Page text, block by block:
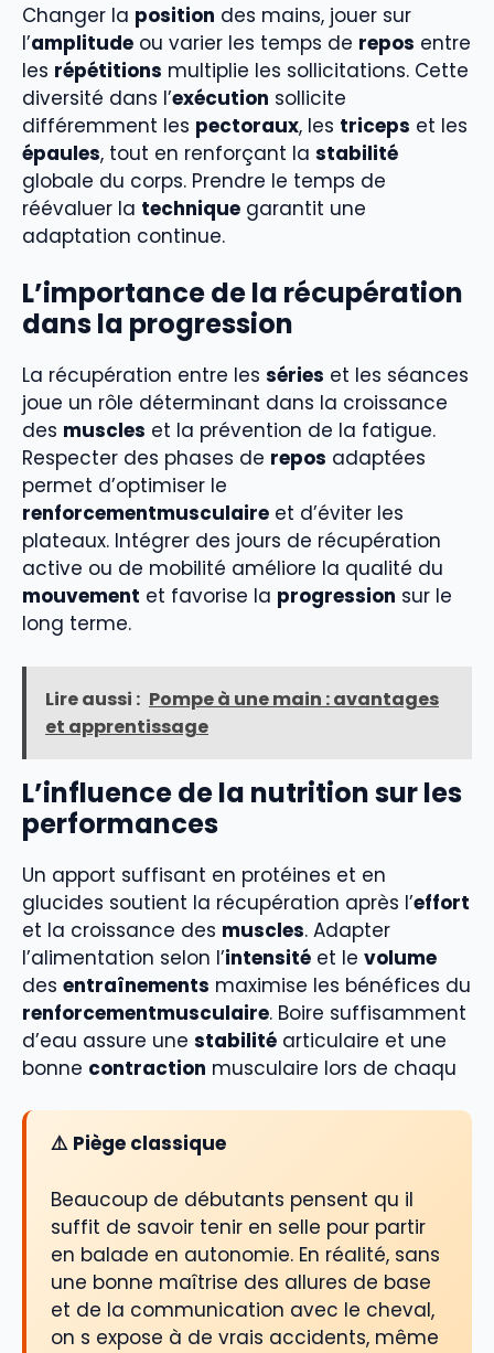
Changer la position des mains, jouer sur
l’amplitude ou varier les temps de repos entre
les répétitions multiplie les sollicitations. Cette
diversité dans l’exécution sollicite
différemment les pectoraux, les triceps et les
épaules, tout en renforçant la stabilité
globale du corps. Prendre le temps de
réévaluer la technique garantit une
adaptation continue.
L’importance de la récupération
dans la progression
La récupération entre les séries et les séances
joue un rôle déterminant dans la croissance
des muscles et la prévention de la fatigue.
Respecter des phases de repos adaptées
permet d’optimiser le
renforcementmusculaire et d’éviter les
plateaux. Intégrer des jours de récupération
active ou de mobilité améliore la qualité du
mouvement et favorise la progression sur le
long terme.
Lire aussi : Pompe à une main : avantages
et apprentissage
L’influence de la nutrition sur les
performances
Un apport suffisant en protéines et en
glucides soutient la récupération après l’effort
et la croissance des muscles. Adapter
l’alimentation selon l’intensité et le volume
des entraînements maximise les bénéfices du
renforcementmusculaire. Boire suffisamment
d’eau assure une stabilité articulaire et une
bonne contraction musculaire lors de chaqu
⚠️ Piège classique
Beaucoup de débutants pensent qu il
suffit de savoir tenir en selle pour partir
en balade en autonomie. En réalité, sans
une bonne maîtrise des allures de base
et de la communication avec le cheval,
on s expose à de vrais accidents, même